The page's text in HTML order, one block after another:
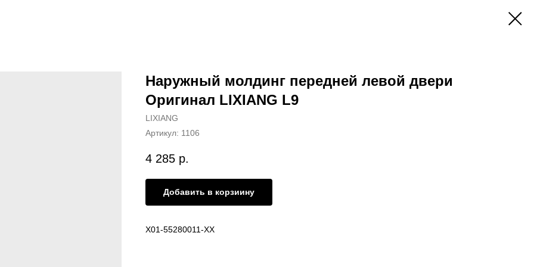
Наружный молдинг передней левой двери
Оригинал LIXIANG L9
LIXIANG
Артикул: 1106
4 285 р.
Добавить в корзиину
X01-55280011-XX